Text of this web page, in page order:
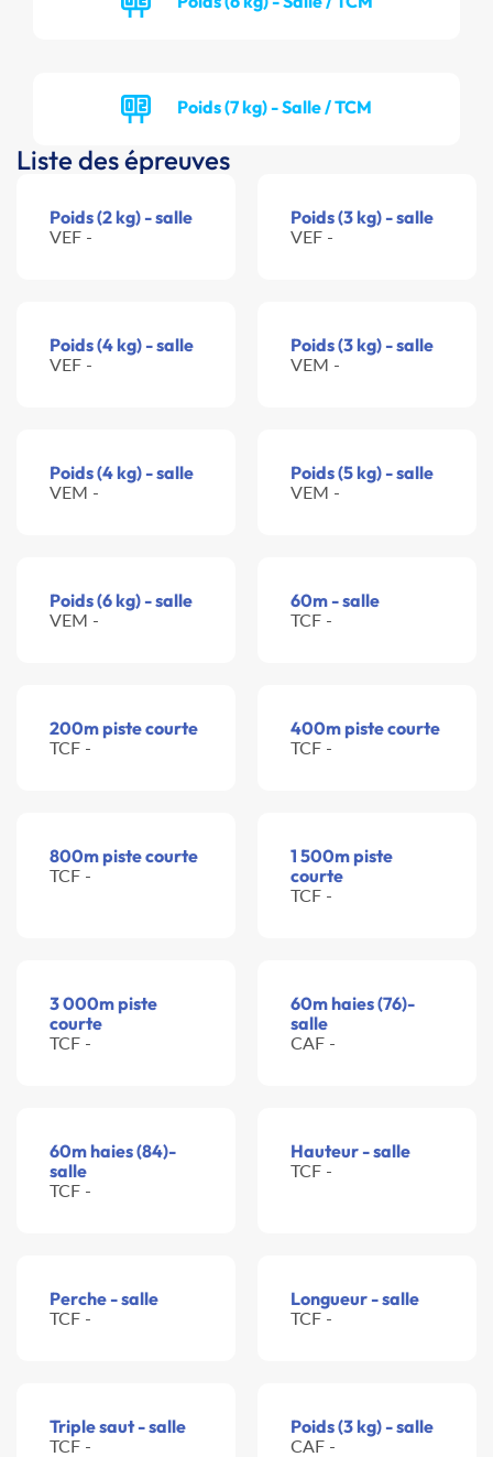
Poids (7 kg) - Salle / TCM
Liste des épreuves
Poids (2 kg) - salle
VEF -
Poids (3 kg) - salle
VEF -
Poids (4 kg) - salle
VEF -
Poids (3 kg) - salle
VEM -
Poids (4 kg) - salle
VEM -
Poids (5 kg) - salle
VEM -
Poids (6 kg) - salle
VEM -
60m - salle
TCF -
200m piste courte
TCF -
400m piste courte
TCF -
800m piste courte
TCF -
1 500m piste
courte
TCF -
3 000m piste
courte
TCF -
60m haies (76)-
salle
CAF -
60m haies (84)-
salle
TCF -
Hauteur - salle
TCF -
Perche - salle
TCF -
Longueur - salle
TCF -
Triple saut - salle
TCF -
Poids (3 kg) - salle
CAF -